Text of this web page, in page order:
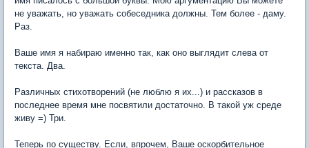
не уважать, но уважать собеседника должны. Тем более - даму.
Раз.
Ваше имя я набираю именно так, как оно выглядит слева от
текста. Два.
Различных стихотворений (не люблю я их...) и рассказов в
последнее время мне посвятили достаточно. В такой уж среде
живу =) Три.
Теперь по существу. Если, впрочем, Ваше оскорбительное